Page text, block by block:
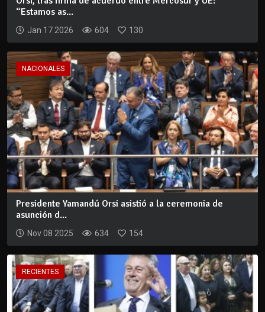
“Estamos as...
Jan 17 2026 604 130
NACIONALES
Presidente Yamandú Orsi asistió a la ceremonia de
asunción d...
Nov 08 2025 634 154
RECIENTES